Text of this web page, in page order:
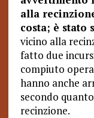
alla
costa; è stato
vicino alla
fatto due
compiuto
hanno anche
secondo
recinzione.